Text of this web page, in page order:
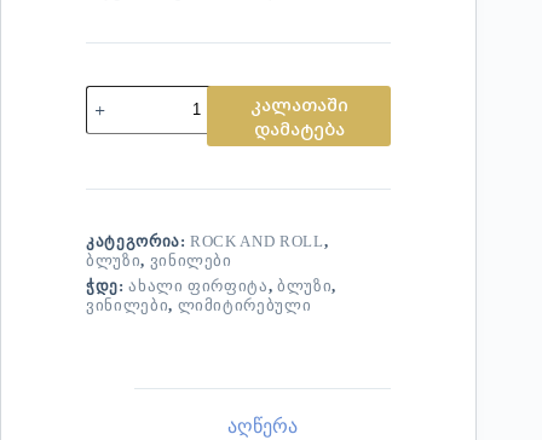
კალათაში
დამატება
ᲙᲐᲢᲔᲒᲝᲠᲘᲐ:ROCK AND ROLL,
ᲑᲚᲣᲖᲘ, ᲕᲘᲜᲘᲚᲔᲑᲘ
ᲭᲓᲔ:ᲐᲮᲐᲚᲘ ᲤᲘᲠᲤᲘᲢᲐ,ᲑᲚᲣᲖᲘ,
ᲕᲘᲜᲘᲚᲔᲑᲘ, ᲚᲘᲛᲘᲢᲘᲠᲔᲑᲣᲚᲘ
აღწერა